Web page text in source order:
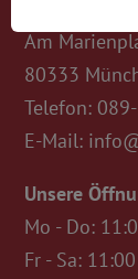
Am
80333
Telefon:
E-Mail:
Unsere
Mo - Do:
Fr - Sa: